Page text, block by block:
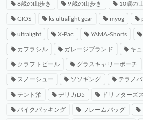
8歳の山歩き 9歳の山歩き 10歳の
GIOS ks ultralight gear myog
ultralight X-Pac YAMA-Shorts
カフラシル ガレージブランド キ
クラフトビール グラスキャリーポーチ
スノーシュー ソソギング テラノバ
テント泊 デリカD5 ドリフターズ
バイクパッキング フレームバッグ